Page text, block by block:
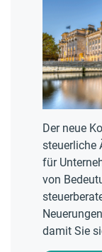
Der neue
steuerliche
für
von
damit Sie